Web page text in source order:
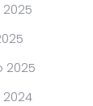
2025